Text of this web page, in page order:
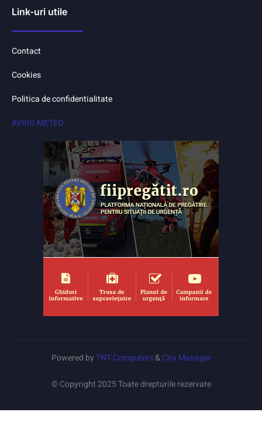
Link-uri utile
Contact
Cookies
Politica de confidentialitate
AVRIG METEO
Powered byTNT Computers&City Manager
© Copyright 2025 Toate drepturile rezervate